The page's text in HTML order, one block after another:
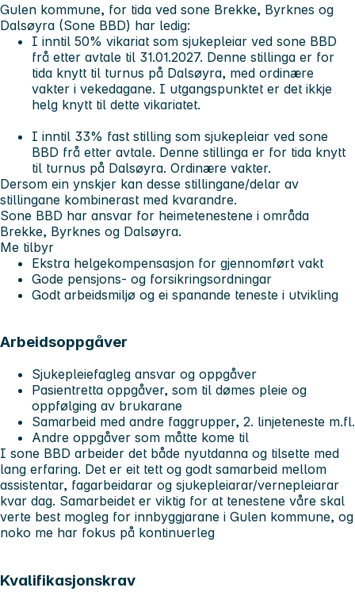
Gulen kommune, for tida ved sone Brekke, Byrknes og
Dalsøyra (Sone BBD) har ledig:
I inntil 50% vikariat som sjukepleiar ved sone BBD
frå etter avtale til 31.01.2027. Denne stillinga er for
tida knytt til turnus på Dalsøyra, med ordinære
vakter i vekedagane. I utgangspunktet er det ikkje
helg knytt til dette vikariatet.
I inntil 33% fast stilling som sjukepleiar ved sone
BBD frå etter avtale. Denne stillinga er for tida knytt
til turnus på Dalsøyra. Ordinære vakter.
Dersom ein ynskjer kan desse stillingane/delar av
stillingane kombinerast med kvarandre.
Sone BBD har ansvar for heimetenestene i områda
Brekke, Byrknes og Dalsøyra.
Me tilbyr
Ekstra helgekompensasjon for gjennomført vakt
Gode pensjons- og forsikringsordningar
Godt arbeidsmiljø og ei spanande teneste i utvikling
Arbeidsoppgåver
Sjukepleiefagleg ansvar og oppgåver
Pasientretta oppgåver, som til dømes pleie og
oppfølging av brukarane
Samarbeid med andre faggrupper, 2. linjeteneste m.fl.
Andre oppgåver som måtte kome til
I sone BBD arbeider det både nyutdanna og tilsette med
lang erfaring. Det er eit tett og godt samarbeid mellom
assistentar, fagarbeidarar og sjukepleiarar/vernepleiarar
kvar dag. Samarbeidet er viktig for at tenestene våre skal
verte best mogleg for innbyggjarane i Gulen kommune, og
noko me har fokus på kontinuerleg
Kvalifikasjonskrav